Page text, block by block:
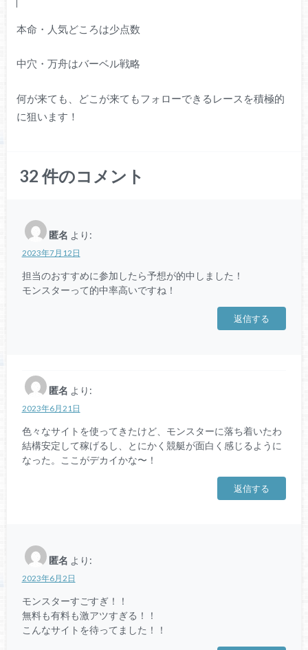
本命・人気どころは少点数
中穴・万舟はバーベル戦略
何が来ても、どこが来てもフォローできるレースを積極的
に狙います！
32 件のコメント
匿名 より:
2023年7月12日
担当のおすすめに参加したら予想が的中しました！
モンスターって的中率高いですね！
返信する
匿名 より:
2023年6月21日
色々なサイトを使ってきたけど、モンスターに落ち着いたわ
結構安定して稼げるし、とにかく競艇が面白く感じるように
なった。ここがデカイかな〜！
返信する
匿名 より:
2023年6月2日
モンスターすごすぎ！！
無料も有料も激アツすぎる！！
こんなサイトを待ってました！！